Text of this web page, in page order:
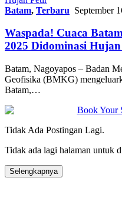
Batam, Terbaru September
Waspada! Cuaca
2025 Didominasi
Batam, Nagoyapos – Badan
Geofisika (BMKG)
Batam,…
Tidak Ada Postingan Lagi.
Tidak ada lagi halaman untuk
Selengkapnya